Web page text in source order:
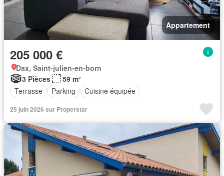
Appartement
205 000 €
Dax, Saint-julien-en-born
3 Pièces
59 m²
Terrasse
Parking Cuisine équipée
25 juin 2026 sur Properstar